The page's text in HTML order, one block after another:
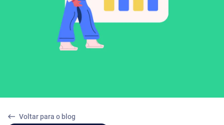
Voltar para o blog